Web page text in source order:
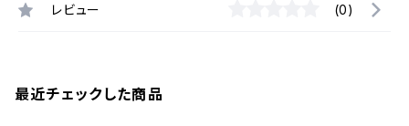
レビュー (0)
最近チェックした商品